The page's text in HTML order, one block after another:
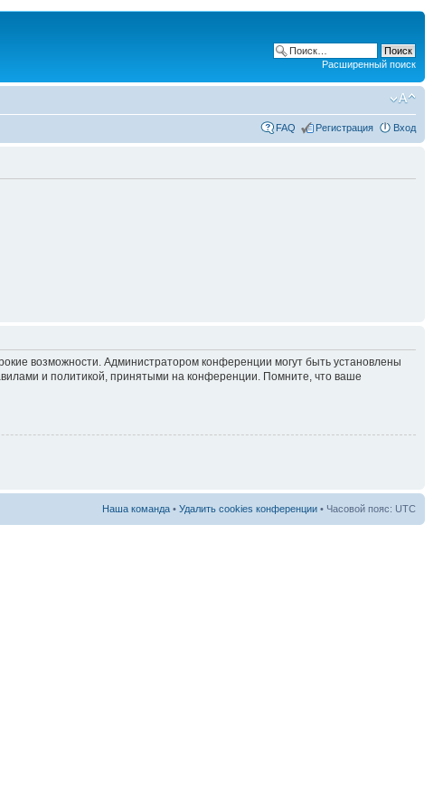
Расширенный поиск
FAQ Регистрация Вход
возможности. Администратором конференции могут быть установлены
и политикой, принятыми на конференции. Помните, что ваше
Наша команда • Удалить cookies конференции • Часовой пояс: UTC